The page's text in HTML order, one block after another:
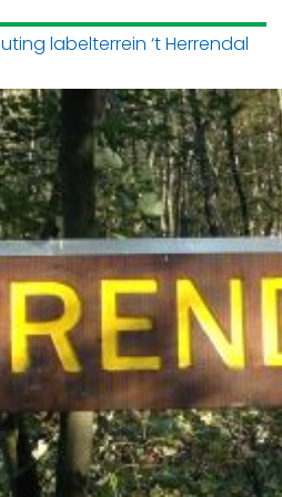
labelterrein ‘t Herrendal